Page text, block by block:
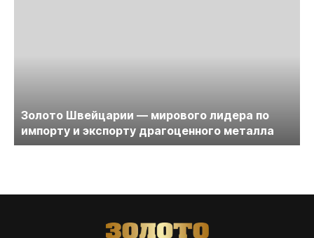
Золото Швейцарии — мирового лидера по
импорту и экспорту драгоценного металла